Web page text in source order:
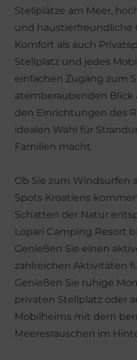
Stellplätze am Meer,
und haustierfreundliche
Komfort als auch
Stellplatz und jedes
einfachen Zugang zum
atemberaubenden Blick
den Einrichtungen des
idealen Wahl für
Familien macht.
Ob Sie zum Windsurfen
Spots Kroatiens
Schatten der Natur
Lopari Camping Resort
Genießen Sie einen
zahlreichen Aktivitäten
Genießen Sie ruhige
privaten Stellplatz oder
Mobilheims mit dem
Meeresrauschen im